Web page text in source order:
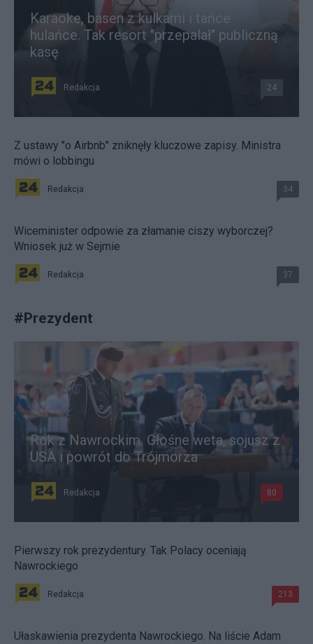
Karaoke, basen z kulkami i tańce
hulańce. Tak resort "przepalał" publiczną
kasę
Redakcja 24
Z ustawy "o Airbnb" zniknęły kluczowe zapisy. Ministra
mówi o lobbingu
Redakcja 34
Wiceminister odpowie za złamanie ciszy wyborczej?
Wniosek już w Sejmie
Redakcja 37
#Prezydent
Rok z Nawrockim. Głośne weta, sojusz z
USA i powrót do Trójmorza
Redakcja 80
Pierwszy rok prezydentury. Tak Polacy oceniają
Nawrockiego
Redakcja 213
Ułaskawienia prezydenta Nawrockiego. Na liście Adam